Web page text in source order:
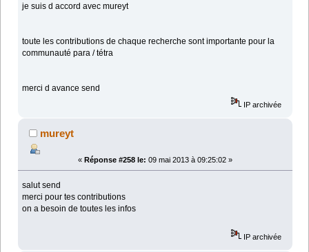
je suis d accord avec mureyt
toute les contributions de chaque recherche sont importante pour la
communauté para / tétra
merci d avance send
IP archivée
mureyt
« Réponse #258 le: 09 mai 2013 à 09:25:02 »
salut send
merci pour tes contributions
on a besoin de toutes les infos
IP archivée